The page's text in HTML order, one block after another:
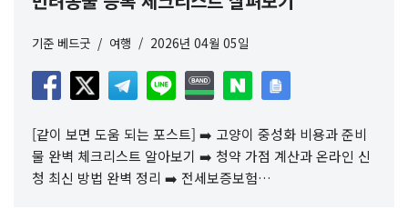
기준 베드굿 여행 2026년 04월 05일
[같이 보면 도움 되는 포스트] ➡️ 고양이 중성화 비용과 준비
물 완벽 체크리스트 알아보기 ➡️ 청약 가점 계산과 온라인 신
청 최신 방법 완벽 정리 ➡️ 전세보증보험…